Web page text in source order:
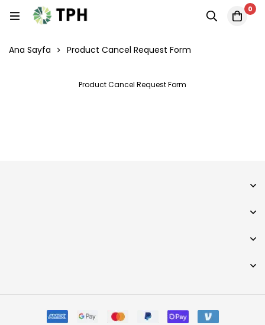
0
Ana Sayfa Product Cancel Request Form
Product Cancel Request Form